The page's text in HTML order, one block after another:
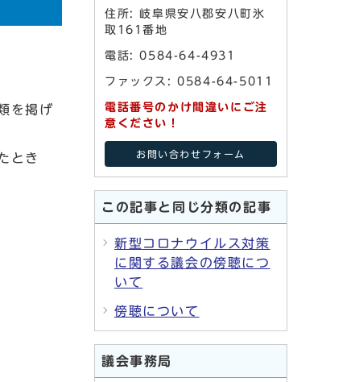
を掲げ
とき
住所: 岐阜県安八郡安八町氷
取161番地
電話: 0584-64-4931
ファックス: 0584-64-5011
電話番号のかけ間違いにご注
意ください！
お問い合わせフォーム
この記事と同じ分類の記事
新型コロナウイルス対策
に関する議会の傍聴につ
いて
傍聴について
議会事務局